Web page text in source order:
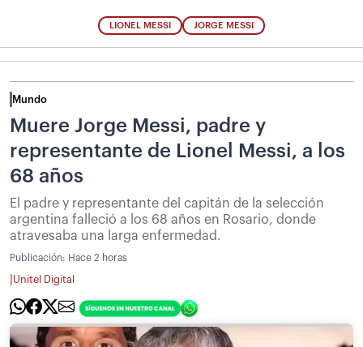
LIONEL MESSI JORGE MESSI
Mundo
Muere Jorge Messi, padre y
representante de Lionel Messi, a los
68 años
El padre y representante del capitán de la selección
argentina falleció a los 68 años en Rosario, donde
atravesaba una larga enfermedad.
Publicación: Hace 2 horas
Unitel Digital